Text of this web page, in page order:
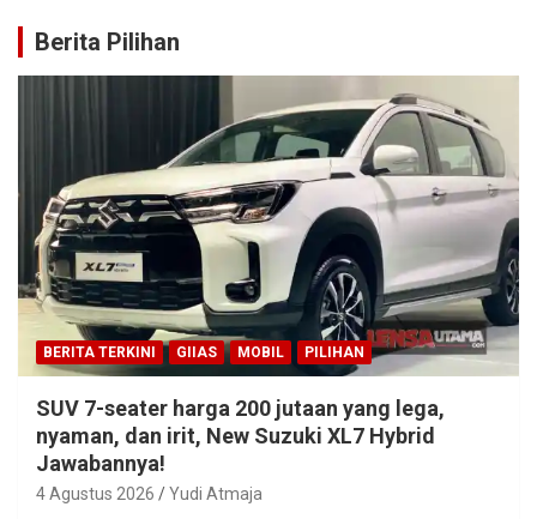
Berita Pilihan
BERITA TERKINI GIIAS MOBIL PILIHAN
SUV 7-seater harga 200 jutaan yang lega,
nyaman, dan irit, New Suzuki XL7 Hybrid
Jawabannya!
4 Agustus 2026 Yudi Atmaja